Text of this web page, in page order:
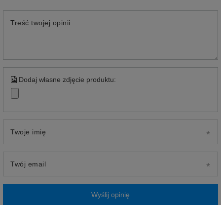
Treść twojej opinii
Dodaj własne zdjęcie produktu:
Twoje imię
Twój email
Wyślij opinię